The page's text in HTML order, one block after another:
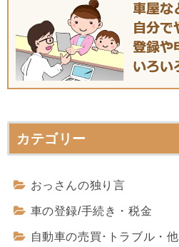
カテゴリー
おっさんの独り言
車の登録/手続き・税金
自動車の売買･トラブル・他